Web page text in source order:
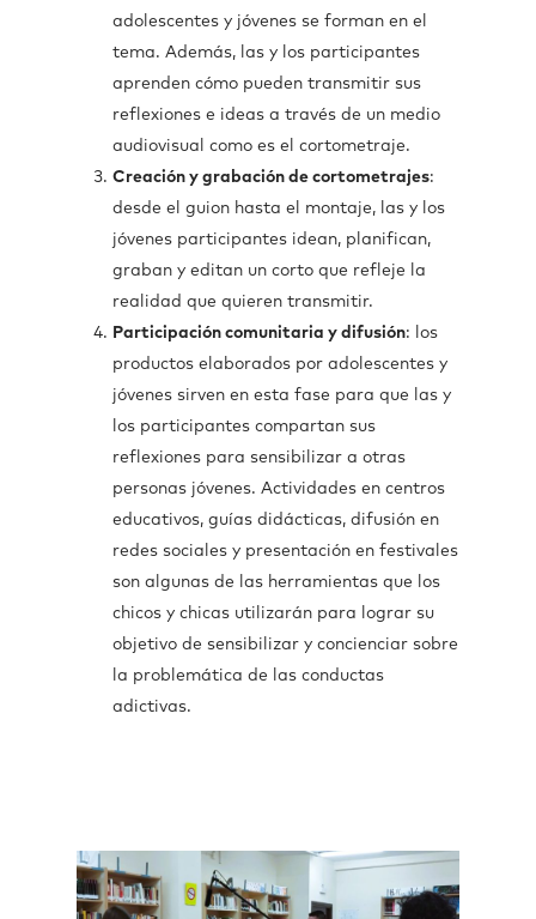
adolescentes y jóvenes se forman en el
tema. Además, las y los participantes
aprenden cómo pueden transmitir sus
reflexiones e ideas a través de un medio
audiovisual como es el cortometraje.
Creación y grabación de cortometrajes:
desde el guion hasta el montaje, las y los
jóvenes participantes idean, planifican,
graban y editan un corto que refleje la
realidad que quieren transmitir.
Participación comunitaria y difusión: los
productos elaborados por adolescentes y
jóvenes sirven en esta fase para que las y
los participantes compartan sus
reflexiones para sensibilizar a otras
personas jóvenes. Actividades en centros
educativos, guías didácticas, difusión en
redes sociales y presentación en festivales
son algunas de las herramientas que los
chicos y chicas utilizarán para lograr su
objetivo de sensibilizar y concienciar sobre
la problemática de las conductas
adictivas.